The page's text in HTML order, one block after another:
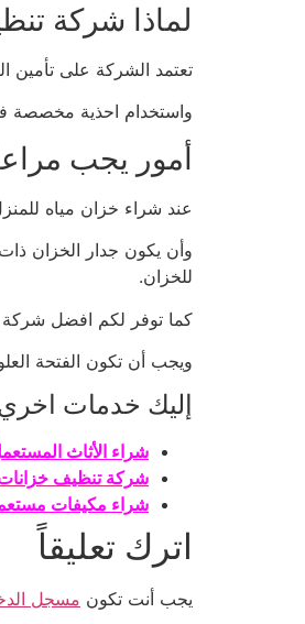
لماذا شركة
تعتمد الشركة على
واستخدام احذية مخصصة
أمور يجب
عند شراء خزان مياه
وأن يكون جدار الخزان
للخزان.
كما توفر لكم افضل شركة
ويجب أن تكون الفتحة
إليك خدمات
شراء الأثاث
شركة تنظيف
شراء مكيفات
اترك تعليقاً
يجب أنت تكون مسجل